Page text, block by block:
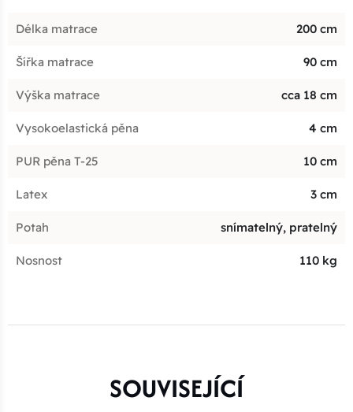
Délka matrace 200 cm
Šířka matrace 90 cm
Výška matrace cca 18 cm
Vysokoelastická pěna 4 cm
PUR pěna T-25 10 cm
Latex 3 cm
Potah snímatelný, pratelný
Nosnost 110 kg
SOUVISEJÍCÍ